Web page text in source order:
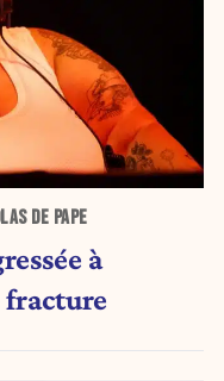
DE PAPE
à
fracture